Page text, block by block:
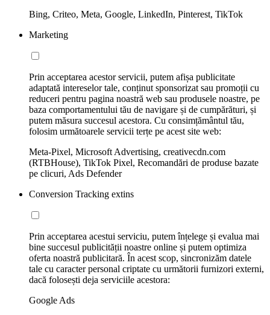
Bing, Criteo, Meta, Google, LinkedIn, Pinterest, TikTok
Marketing
Prin acceptarea acestor servicii, putem afișa publicitate
adaptată intereselor tale, conținut sponsorizat sau promoții cu
reduceri pentru pagina noastră web sau produsele noastre, pe
baza comportamentului tău de navigare și de cumpărături, și
putem măsura succesul acestora. Cu consimțământul tău,
folosim următoarele servicii terțe pe acest site web:
Meta-Pixel, Microsoft Advertising, creativecdn.com
(RTBHouse), TikTok Pixel, Recomandări de produse bazate
pe clicuri, Ads Defender
Conversion Tracking extins
Prin acceptarea acestui serviciu, putem înțelege și evalua mai
bine succesul publicității noastre online și putem optimiza
oferta noastră publicitară. În acest scop, sincronizăm datele
tale cu caracter personal criptate cu următorii furnizori externi,
dacă folosești deja serviciile acestora:
Google Ads